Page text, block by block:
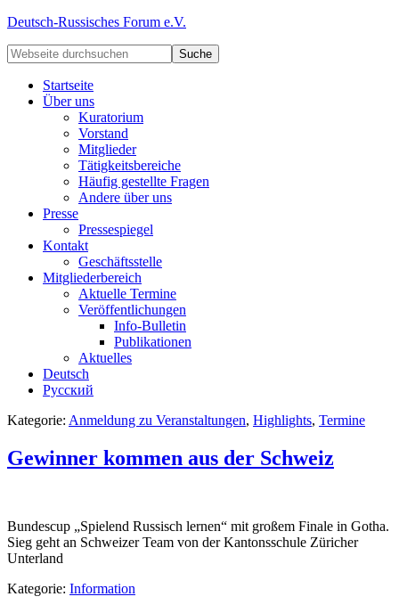
Deutsch-Russisches Forum e.V.
Startseite
Über uns
Kuratorium
Vorstand
Mitglieder
Tätigkeitsbereiche
Häufig gestellte Fragen
Andere über uns
Presse
Pressespiegel
Kontakt
Geschäftsstelle
Mitgliederbereich
Aktuelle Termine
Veröffentlichungen
Info-Bulletin
Publikationen
Aktuelles
Deutsch
Русский
Kategorie: Anmeldung zu Veranstaltungen, Highlights, Termine
Gewinner kommen aus der Schweiz
Bundescup „Spielend Russisch lernen“ mit großem Finale in Gotha.
Sieg geht an Schweizer Team von der Kantonsschule Züricher
Unterland
Kategorie: Information